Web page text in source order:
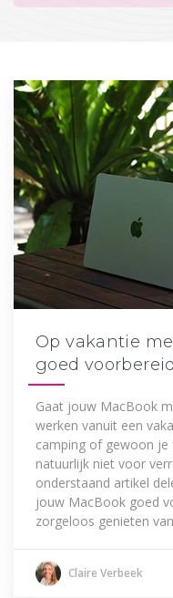
Op vakantie
goed
Gaat jouw MacBook
werken vanuit een
camping of gewoon
natuurlijk niet voor
onderstaand artikel
jouw MacBook goed
zorgeloos genieten
Claire Verbeek